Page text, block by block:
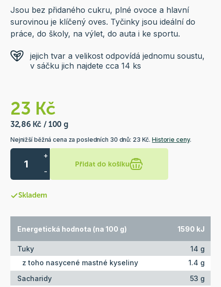
Jsou bez přidaného cukru, plné ovoce a hlavní
surovinou je klíčený oves. Tyčinky jsou ideální do
práce, do školy, na výlet, do auta i ke sportu.
jejich tvar a velikost odpovídá jednomu soustu,
v sáčku jich najdete cca 14 ks
23 Kč
32,86 Kč / 100 g
Nejnižší běžná cena za posledních 30 dnů: 23 Kč.Historie ceny.
+
-
Přidat do košíku
Skladem
Energetická hodnota (na 100 g) 1590 kJ
Tuky
14 g
z toho nasycené mastné kyseliny
1.4 g
Sacharidy
53 g